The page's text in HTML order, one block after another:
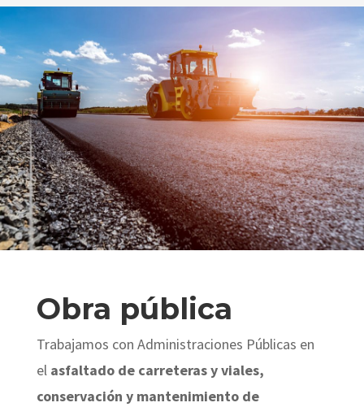
Obra pública
Trabajamos con Administraciones Públicas en
el asfaltado de carreteras y viales,
conservación y mantenimiento de